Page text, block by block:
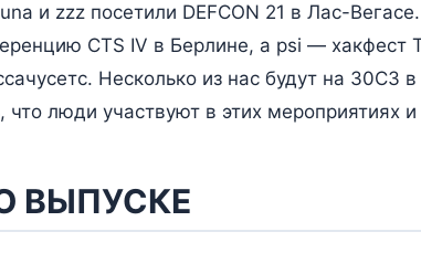
и zzz посетили DEFCON 21 в Лас-
CTS IV в Берлине, а psi — хакфест
Несколько из нас будут на 30C3 в
что люди участвуют в этих мероприятиях
ВЫПУСКЕ